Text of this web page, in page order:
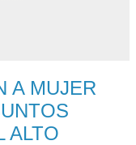
A MUJER
ALTO